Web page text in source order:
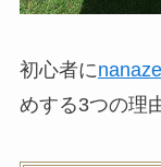
初心者に
めする3つの理